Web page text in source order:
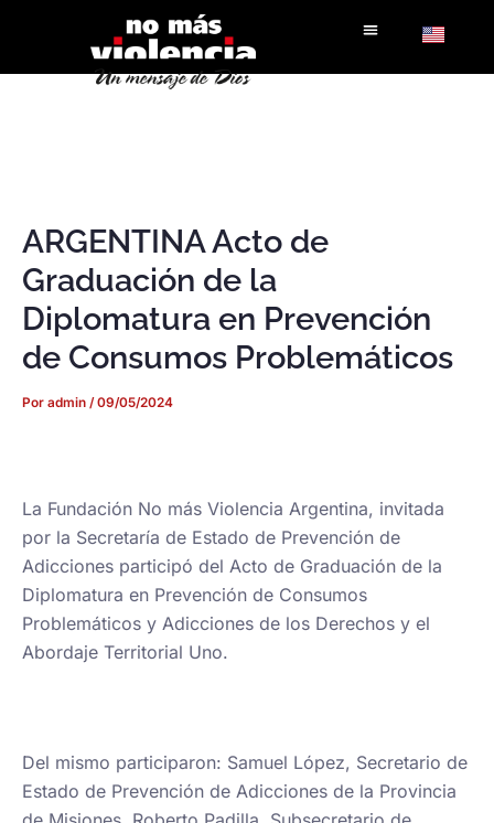
contenido
ARGENTINA Acto de
Graduación de la
Diplomatura en Prevención
de Consumos Problemáticos
Por admin /09/05/2024
La Fundación No más Violencia Argentina, invitada
por la Secretaría de Estado de Prevención de
Adicciones participó del Acto de Graduación de la
Diplomatura en Prevención de Consumos
Problemáticos y Adicciones de los Derechos y el
Abordaje Territorial Uno.
Del mismo participaron: Samuel López, Secretario de
Estado de Prevención de Adicciones de la Provincia